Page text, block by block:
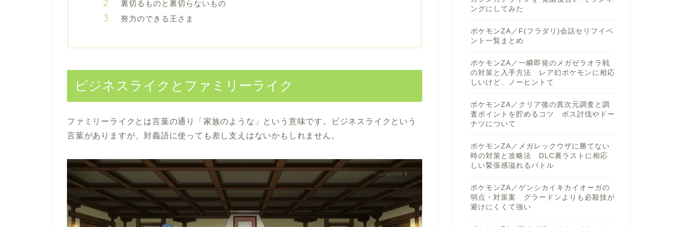
裏切るものと裏切らないもの
努力のできる王さま
ビジネスライクとファミリーライク
ファミリーライクとは言葉の通り「家族のような」という意味です。ビジネスライクという
言葉がありますが、対義語に使っても差し支えはないかもしれません。
ングにしてみた
ポケモンZA／F(フラダリ)会話セリフイベ
ント一覧まとめ
ポケモンZA／一瞬即発のメガゼラオラ戦
の対策と入手方法 レア幻ポケモンに相応
しいけど、ノーヒントて
ポケモンZA／クリア後の異次元調査と調
査ポイントを貯めるコツ ボス討伐やドー
ナツについて
ポケモンZA／メガレックウザに勝てない
時の対策と攻略法 DLC裏ラストに相応
しい緊張感溢れるバトル
ポケモンZA／ゲンシカイキカイオーガの
弱点・対策案 グラードンよりも必殺技が
避けにくくて強い